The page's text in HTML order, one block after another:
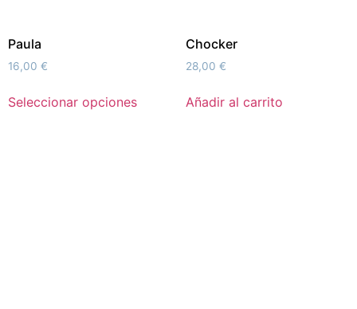
Paula
16,00 €
Seleccionar opciones
Chocker
28,00 €
Añadir al carrito